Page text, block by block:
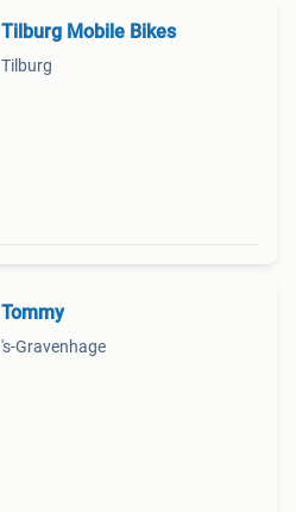
Tilburg Mobile Bikes
Tilburg
Tommy
's-Gravenhage